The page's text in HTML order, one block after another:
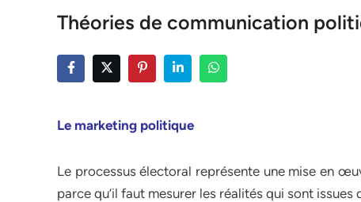
Théories de communication
Le marketing politique
Le processus électoral représente une mise en
parce qu’il faut mesurer les réalités qui sont issues